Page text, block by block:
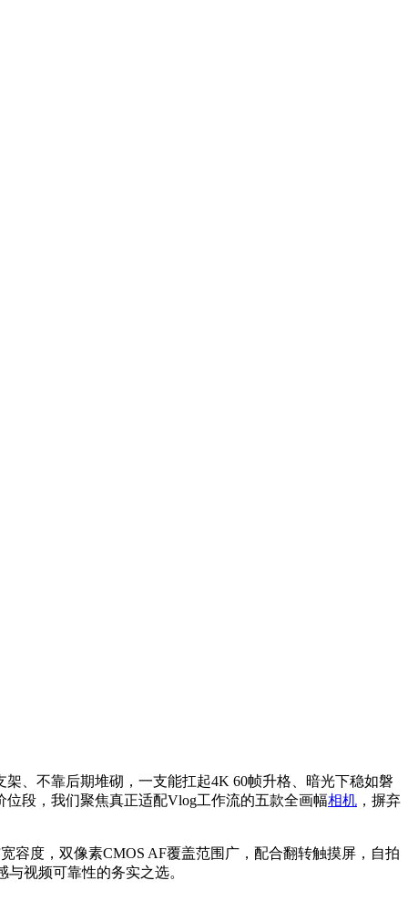
、不靠后期堆砌，一支能扛起4K 60帧升格、暗光下稳如磐
段，我们聚焦真正适配Vlog工作流的五款全画幅相机 ，摒弃
容度，双像素CMOS AF覆盖范围广，配合翻转触摸屏，自拍
视频可靠性的务实之选。